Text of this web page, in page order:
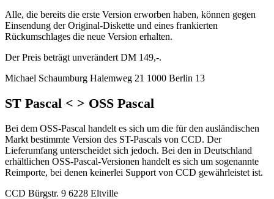
Alle, die bereits die erste Version erworben haben, können gegen
Einsendung der Original-Diskette und eines frankierten
Rückumschlages die neue Version erhalten.
Der Preis beträgt unverändert DM 149,-.
Michael Schaumburg Halemweg 21 1000 Berlin 13
ST Pascal < > OSS Pascal
Bei dem OSS-Pascal handelt es sich um die für den ausländischen
Markt bestimmte Version des ST-Pascals von CCD. Der
Lieferumfang unterscheidet sich jedoch. Bei den in Deutschland
erhältlichen OSS-Pascal-Versionen handelt es sich um sogenannte
Reimporte, bei denen keinerlei Support von CCD gewährleistet ist.
CCD Bürgstr. 9 6228 Eltville